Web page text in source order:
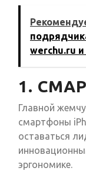
werchu.ru
1.
Главной
смартфоны
оставаться
эргономике.